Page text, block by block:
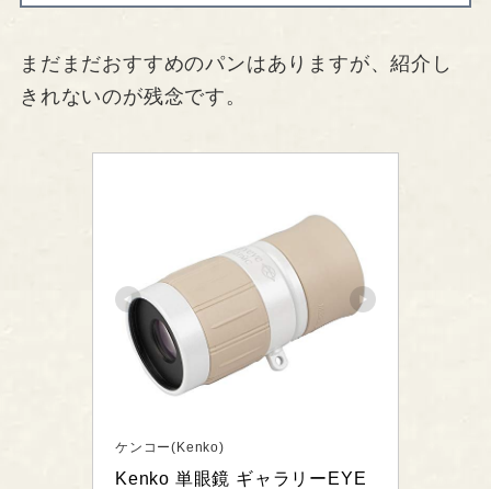
まだまだおすすめのパンはありますが、紹介し
きれないのが残念です。
ケンコー(Kenko)
Kenko 単眼鏡 ギャラリーEYE